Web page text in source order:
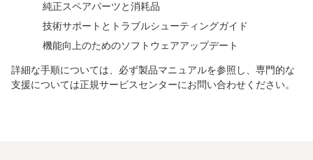
純正スペアパーツと消耗品
技術サポートとトラブルシューティングガイド
機能向上のためのソフトウェアアップデート
詳細な手順については、必ず製品マニュアルを参照し、専門的な
支援については正規サービスセンターにお問い合わせください。